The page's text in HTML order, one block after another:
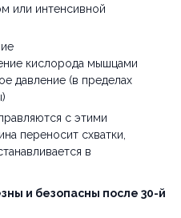
или интенсивной
кислорода мышцами
давление (в пределах
с этими
переносит схватки,
в
и безопасны после 30-й